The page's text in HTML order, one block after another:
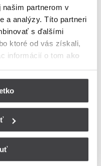
partnerom v
a analýzy. Títo partneri
s ďalšími
ktoré od vás získali,
informácií o tom ako
o poskytovaní verejne
súčastí, t.j. najmä
služieb,
a Tarify jednorazových
mesačné
podmienok kampane a
platných právnych
samostatne – LIS